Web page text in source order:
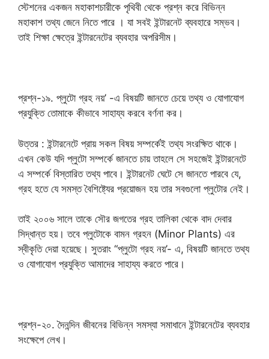
স্টেশনের একজন মহাকাশচারীকে পৃথিবী থেকে প্রশ্ন করে বিভিন্ন
মহাকাশ তথ্য জেনে নিতে পারে । যা সবই ইন্টারনেট ব্যবহারে সম্ভব।
তাই শিক্ষা ক্ষেত্রে ইন্টারনেটের ব্যবহার অপরিসীম।
প্রশ্ন-১৯. প্লুটো গ্রহ নয়’ -এ বিষয়টি জানতে চেয়ে তথ্য ও যোগাযোগ
প্রযুক্তি তোমাকে কীভাবে সাহায্য করবে বর্ণনা কর।
উত্তর : ইন্টারনেটে প্রায় সকল বিষয় সম্পর্কেই তথ্য সংরক্ষিত থাকে।
এখন কেউ যদি প্লুটো সম্পর্কে জানতে চায় তাহলে সে সহজেই ইন্টারনেটে
এ সম্পর্কে বিস্তারিত তথ্য পাবে। ইন্টারনেট ঘেটে সে জানতে পারবে যে,
গ্রহ হতে যে সমস্ত বৈশিষ্ট্যের প্রয়োজন হয় তার সবগুলো প্লুটোর নেই।
তাই ২০০৬ সালে তাকে সৌর জগতের গ্রহ তালিকা থেকে বাদ দেবার
সিদ্ধান্ত হয়। তবে প্লুটোকে বামন গ্রহন (Minor Plants) এর
স্বীকৃতি দেয়া হয়েছে। সুতরাং “প্লুটো গ্রহ নয়’- এ, বিষয়টি জানতে তথ্য
ও যোগাযোগ প্রযুক্তি আমাদের সাহায্য করতে পারে।
প্রশ্ন-২০. দৈনন্দিন জীবনের বিভিন্ন সমস্যা সমাধানে ইন্টারনেটের ব্যবহার
সংক্ষেপে লেখ।